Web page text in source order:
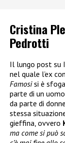
Cristina
Pedrotti
Il lungo post su
nel quale l’ex
Famosisi è
parte di un
da parte di
stessa
gieffina, ovvero
ma come si può